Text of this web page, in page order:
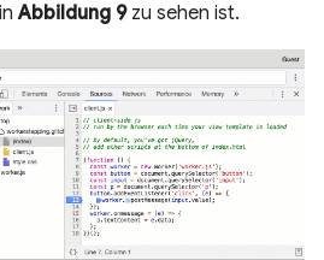
Abbildung 9zu sehen ist.